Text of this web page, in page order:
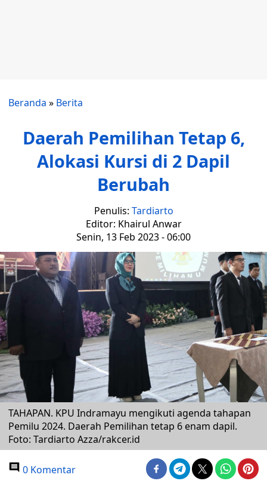
Beranda » Berita
Daerah Pemilihan Tetap 6,
Alokasi Kursi di 2 Dapil
Berubah
Penulis: Tardiarto
Editor: Khairul Anwar
Senin, 13 Feb 2023 - 06:00
TAHAPAN. KPU Indramayu mengikuti agenda tahapan
Pemilu 2024. Daerah Pemilihan tetap 6 enam dapil.
Foto: Tardiarto Azza/rakcer.id
0 Komentar